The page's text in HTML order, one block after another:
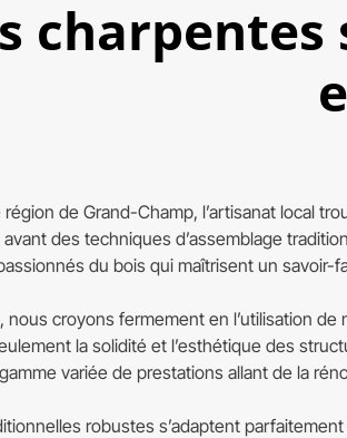
région de Grand-Champ, l’artisanat local
des techniques d’assemblage
du bois qui maîtrisent un savoir-
nous croyons fermement en l’utilisation
la solidité et l’esthétique des
variée de prestations allant de la
robustes s’adaptent